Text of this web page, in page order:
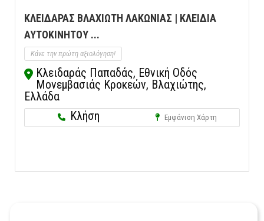
ΚΛΕΙΔΑΡΑΣ ΒΛΑΧΙΩΤΗ ΛΑΚΩΝΙΑΣ | ΚΛΕΙΔΙΑ
ΑΥΤΟΚΙΝΗΤΟΥ ...
Κάνε την πρώτη αξιολόγηση!
Κλειδαράς Παπαδάς, Εθνική Οδός
Μονεμβασιάς Κροκεών, Βλαχιώτης,
Ελλάδα
Κλήση
Εμφάνιση Χάρτη